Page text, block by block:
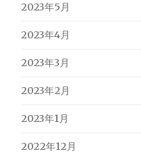
2023年5月
2023年4月
2023年3月
2023年2月
2023年1月
2022年12月